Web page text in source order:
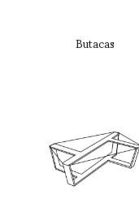
Butacas